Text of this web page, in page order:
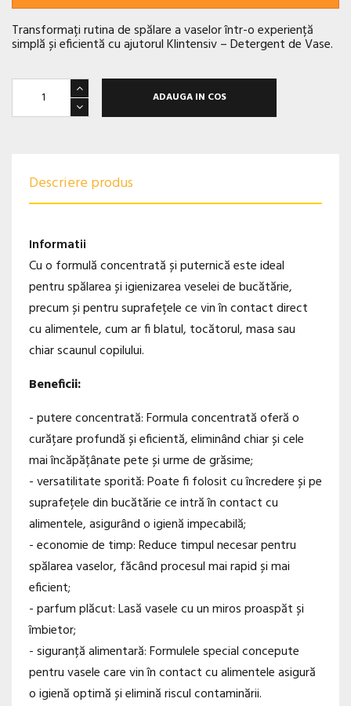
Transformați rutina de spălare a vaselor într-o experiență
simplă și eficientă cu ajutorul Klintensiv – Detergent de Vase.
ADAUGA IN COS
Descriere produs
Informatii
Cu o formulă concentrată și puternică este ideal
pentru spălarea și igienizarea veselei de bucătărie,
precum și pentru suprafețele ce vin în contact direct
cu alimentele, cum ar fi blatul, tocătorul, masa sau
chiar scaunul copilului.
Beneficii:
- putere concentrată: Formula concentrată oferă o
curățare profundă și eficientă, eliminând chiar și cele
mai încăpățânate pete și urme de grăsime;
- versatilitate sporită: Poate fi folosit cu încredere și pe
suprafețele din bucătărie ce intră în contact cu
alimentele, asigurând o igienă impecabilă;
- economie de timp: Reduce timpul necesar pentru
spălarea vaselor, făcând procesul mai rapid și mai
eficient;
- parfum plăcut: Lasă vasele cu un miros proaspăt și
îmbietor;
- siguranță alimentară: Formulele special concepute
pentru vasele care vin în contact cu alimentele asigură
o igienă optimă și elimină riscul contaminării.